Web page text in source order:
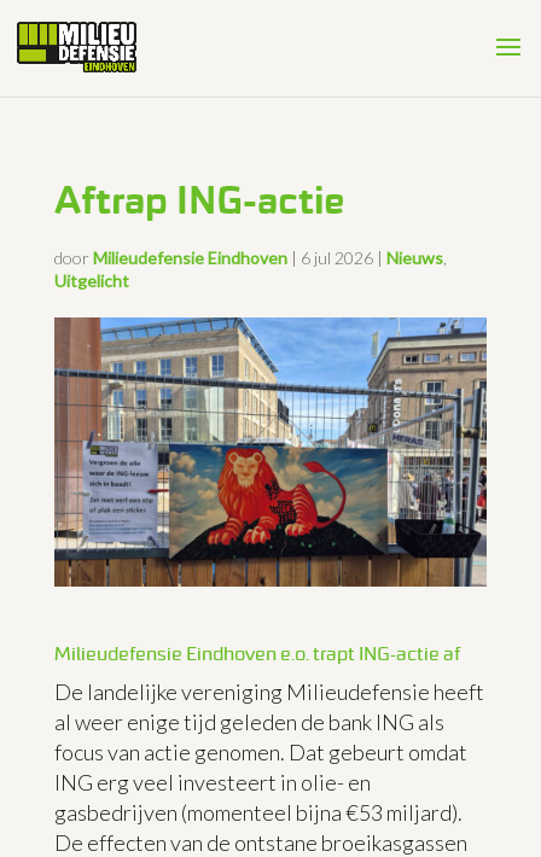
Aftrap ING-actie
door Milieudefensie Eindhoven| 6 jul 2026| Nieuws,
Uitgelicht
Milieudefensie Eindhoven e.o. trapt ING-actie af
De landelijke vereniging Milieudefensie heeft
al weer enige tijd geleden de bank ING als
focus van actie genomen. Dat gebeurt omdat
ING erg veel investeert in olie- en
gasbedrijven (momenteel bijna €53 miljard).
De effecten van de ontstane broeikasgassen